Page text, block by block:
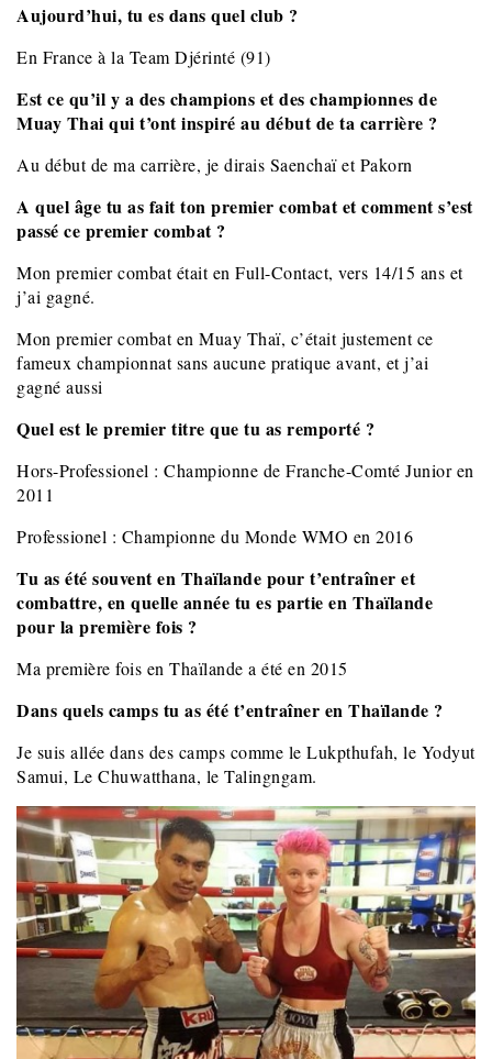
Aujourd’hui, tu es dans quel club ?
En France à la Team Djérinté (91)
Est ce qu’il y a des champions et des championnes de
Muay Thai qui t’ont inspiré au début de ta carrière ?
Au début de ma carrière, je dirais Saenchaï et Pakorn
A quel âge tu as fait ton premier combat et comment s’est
passé ce premier combat ?
Mon premier combat était en Full-Contact, vers 14/15 ans et
j’ai gagné.
Mon premier combat en Muay Thaï, c’était justement ce
fameux championnat sans aucune pratique avant, et j’ai
gagné aussi
Quel est le premier titre que tu as remporté ?
Hors-Professionel : Championne de Franche-Comté Junior en
2011
Professionel : Championne du Monde WMO en 2016
Tu as été souvent en Thaïlande pour t’entraîner et
combattre, en quelle année tu es partie en Thaïlande
pour la première fois ?
Ma première fois en Thaïlande a été en 2015
Dans quels camps tu as été t’entraîner en Thaïlande ?
Je suis allée dans des camps comme le Lukpthufah, le Yodyut
Samui, Le Chuwatthana, le Talingngam.